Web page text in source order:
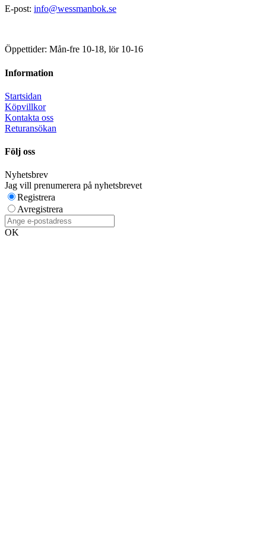
E-post: info@wessmanbok.se
Öppettider: Mån-fre 10-18, lör 10-16
Information
Startsidan
Köpvillkor
Kontakta oss
Returansökan
Följ oss
Nyhetsbrev
Jag vill prenumerera på nyhetsbrevet
Registrera
Avregistrera
OK